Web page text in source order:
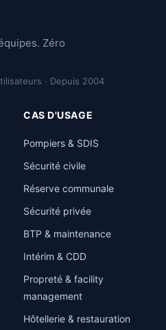
Zéro
· Depuis 2004
CAS D'USAGE
Pompiers & SDIS
Sécurité civile
Réserve communale
Sécurité privée
BTP & maintenance
Intérim & CDD
Propreté & facility
management
Hôtellerie & restauration